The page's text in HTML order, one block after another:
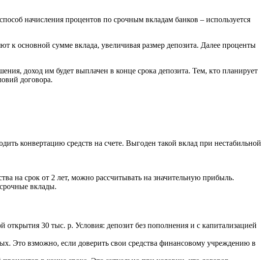
начисления процентов по срочным вкладам банков – используется
к основной сумме вклада, увеличивая размер депозита. Далее проценты
доход им будет выплачен в конце срока депозита. Тем, кто планирует
договора.
конвертацию средств на счете. Выгоден такой вклад при нестабильной
на срок от 2 лет, можно рассчитывать на значительную прибыль.
вклады.
30 тыс. р. Условия: депозит без пополнения и с капитализацией
Это взможно, если доверить свои средства финансовому учреждению в